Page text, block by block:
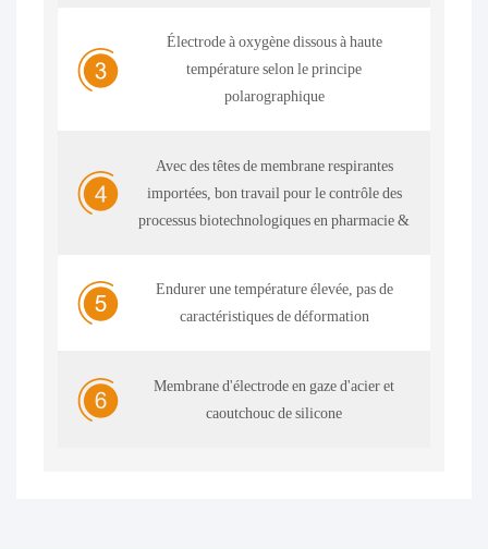
Électrode à oxygène dissous à haute
température selon le principe
polarographique
Avec des têtes de membrane respirantes
importées, bon travail pour le contrôle des
processus biotechnologiques en pharmacie &
Endurer une température élevée, pas de
caractéristiques de déformation
Membrane d'électrode en gaze d'acier et
caoutchouc de silicone